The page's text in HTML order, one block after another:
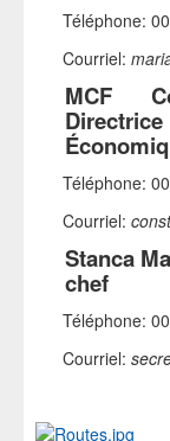
Téléphone:
Courriel:
MCF
Téléphone:
Courriel:
Stanca
chef
Téléphone:
Courriel: